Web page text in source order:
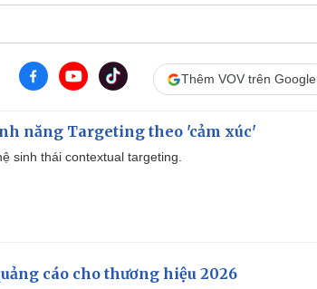
Thêm VOV trên Google
năng Targeting theo 'cảm xúc'
sinh thái contextual targeting.
cáo cho thương hiệu 2026